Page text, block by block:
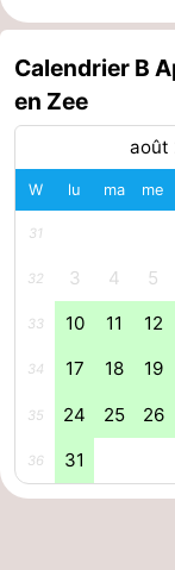
Sportive
Equitation
-
sur
Wadden
des
Boire
manger
Pratiques
Forum
Route
-
Calendrier B
en Zee
août
W lu ma me
31
32 3 4 5
33 10 11 12
34 17 18 19
35 24 25 26
36 31